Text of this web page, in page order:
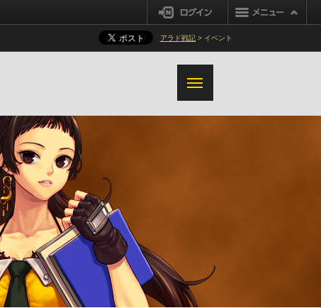
ログイン
アラド戦記 > イベント
魔槍士
装備オプション変換システム改善